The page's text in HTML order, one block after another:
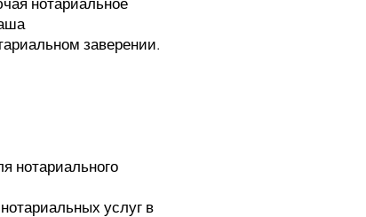
нотариальное
заверении.
нотариального
услуг в